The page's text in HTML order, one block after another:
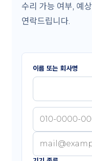
수리 가능 여부, 예
연락드립니다.
이름 또는 회사명